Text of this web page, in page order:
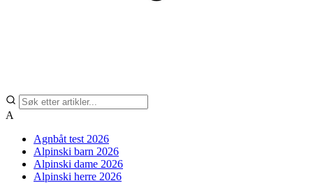
A
Agnbåt test 2026
Alpinski barn 2026
Alpinski dame 2026
Alpinski herre 2026